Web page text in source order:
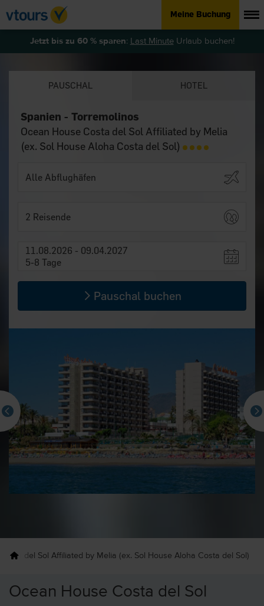
Meine Buchung
Jetzt bis zu 60 % sparen: Last MinuteUrlaub buchen!
PAUSCHAL HOTEL
Spanien - Torremolinos
Ocean House Costa del Sol Affiliated by Melia
(ex. Sol House Aloha Costa del Sol)
2 Reisende
11.08.2026 - 09.04.2027
5-8 Tage
Pauschal buchen
del Sol Affiliated by Melia (ex. Sol House Aloha Costa del Sol)
Ocean House Costa del Sol